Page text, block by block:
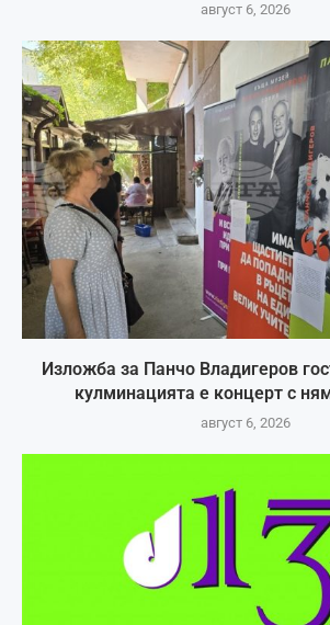
август 6, 2026
Изложба за Панчо Владигеров
кулминацията е концерт с
август 6, 2026